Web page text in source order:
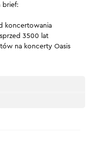
brief:
koncertowania
3500 lat
na koncerty Oasis